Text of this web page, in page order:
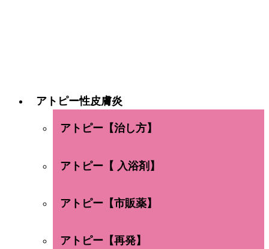
アトピー性皮膚炎
アトピー【治し方】
アトピー【 入浴剤】
アトピー【市販薬】
アトピー【再発】